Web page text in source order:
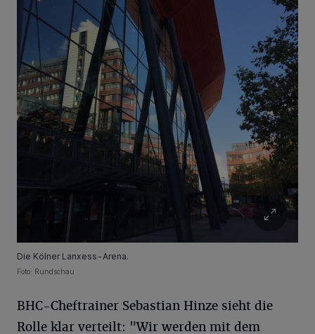
Die Kölner Lanxess-Arena.
Foto: Rundschau
BHC-Cheftrainer Sebastian Hinze sieht die
Rolle klar verteilt: "Wir werden mit dem